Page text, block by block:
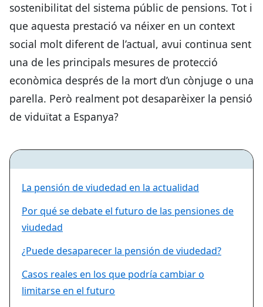
sostenibilitat del sistema públic de pensions. Tot i
que aquesta prestació va néixer en un context
social molt diferent de l’actual, avui continua sent
una de les principals mesures de protecció
econòmica després de la mort d’un cònjuge o una
parella. Però realment pot desaparèixer la pensió
de viduïtat a Espanya?
La pensión de viudedad en la actualidad
Por qué se debate el futuro de las pensiones de
viudedad
¿Puede desaparecer la pensión de viudedad?
Casos reales en los que podría cambiar o
limitarse en el futuro